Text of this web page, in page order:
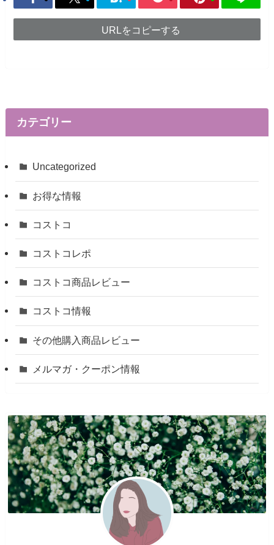
URLをコピーする
カテゴリー
Uncategorized
お得な情報
コストコ
コストコレポ
コストコ商品レビュー
コストコ情報
その他購入商品レビュー
メルマガ・クーポン情報